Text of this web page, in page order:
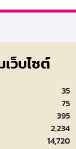
ว็บไซต์
35
75
395
2,234
14,720